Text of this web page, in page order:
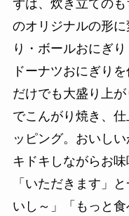
ずは、炊き立ての
のオリジナルの形
り・ボールおにぎ
ドーナツおにぎり
だけでも大盛り上
でこんがり焼き、
ッピング。おいし
キドキしながらお味
「いただきます」
いし～」「もっと